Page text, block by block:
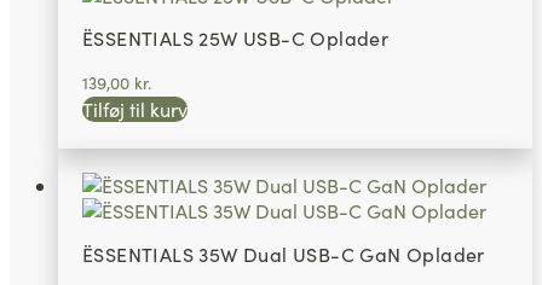
ËSSENTIALS 25W USB-C Oplader
139,00 kr.
Tilføj til kurv
ËSSENTIALS 35W Dual USB-C GaN Oplader